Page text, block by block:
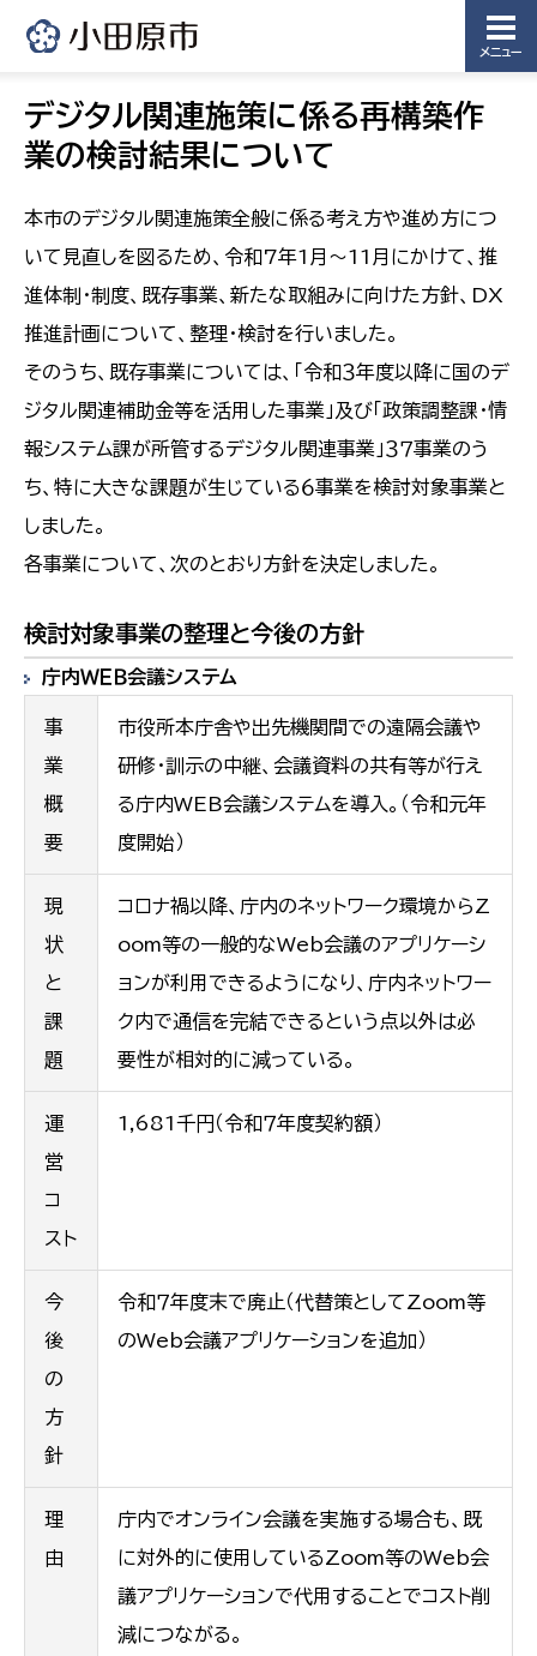
メニュー
デジタル関連施策に係る再構築作
業の検討結果について
本市のデジタル関連施策全般に係る考え方や進め方につ
いて見直しを図るため、令和7年1月～11月にかけて、推
進体制・制度、既存事業、新たな取組みに向けた方針、DX
推進計画について、整理・検討を行いました。
そのうち、既存事業については、「令和３年度以降に国のデ
ジタル関連補助金等を活用した事業」及び「政策調整課・情
報システム課が所管するデジタル関連事業」３７事業のう
ち、特に大きな課題が生じている６事業を検討対象事業と
しました。
各事業について、次のとおり方針を決定しました。
検討対象事業の整理と今後の方針
庁内ＷＥＢ会議システム
事
業
概
要
市役所本庁舎や出先機関間での遠隔会議や
研修・訓示の中継、会議資料の共有等が行え
る庁内WEB会議システムを導入。（令和元年
度開始）
現
状
と
課
題
コロナ禍以降、庁内のネットワーク環境からZ
oom等の一般的なWeb会議のアプリケーシ
ョンが利用できるようになり、庁内ネットワー
ク内で通信を完結できるという点以外は必
要性が相対的に減っている。
運
営
コ
スト
1,681千円（令和７年度契約額）
今
後
の
方
針
令和７年度末で廃止（代替策としてZoom等
のWeb会議アプリケーションを追加）
理
由
庁内でオンライン会議を実施する場合も、既
に対外的に使用しているZoom等のWeb会
議アプリケーションで代用することでコスト削
減につながる。